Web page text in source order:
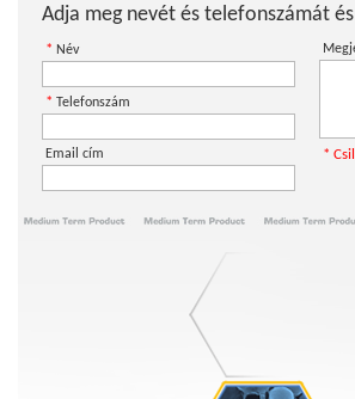
Adja meg nevét és telefonszámát
* Név
* Telefonszám
Email cím *